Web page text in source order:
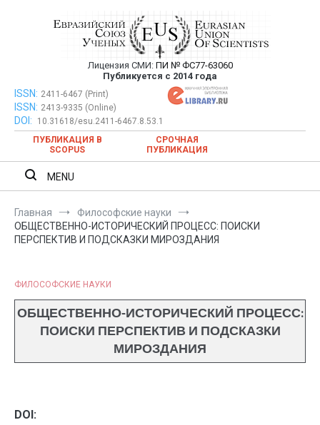
Евразийский Союз Ученых —
публикация научных статей в
ежемесячном научном журнале
Лицензия СМИ: ПИ № ФС77-63060
Публикуется с 2014 года
Евразийский Союз Ученых — публикация научных статей в
ежемесячном научном журнале
ISSN: 2411-6467 (Print)
ISSN: 2413-9335 (Online)
DOI:
10.31618/esu.2411-6467.8.53.1
ПУБЛИКАЦИЯ В
SCOPUS
СРОЧНАЯ
ПУБЛИКАЦИЯ
MENU
Главная
Философские науки
ОБЩЕСТВЕННО-ИСТОРИЧЕСКИЙ ПРОЦЕСС: ПОИСКИ
ПЕРСПЕКТИВ И ПОДСКАЗКИ МИРОЗДАНИЯ
ФИЛОСОФСКИЕ НАУКИ
ОБЩЕСТВЕННО-ИСТОРИЧЕСКИЙ ПРОЦЕСС:
ПОИСКИ ПЕРСПЕКТИВ И ПОДСКАЗКИ
МИРОЗДАНИЯ
DOI: